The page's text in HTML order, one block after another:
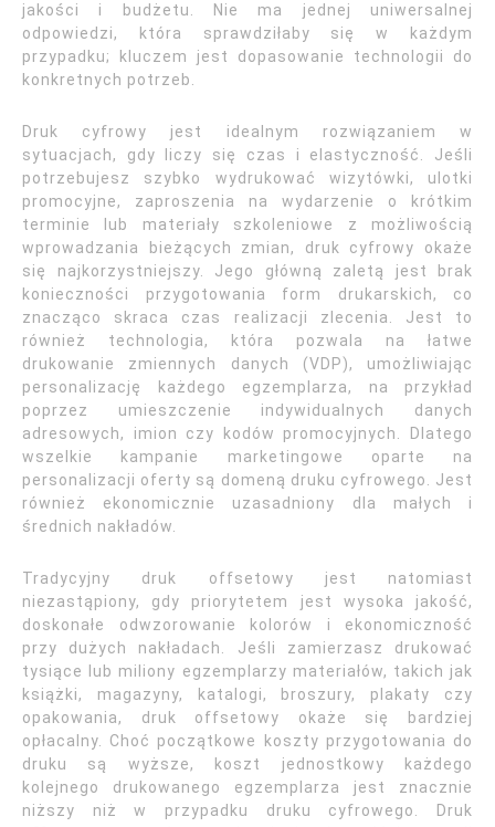
jakości i budżetu. Nie ma jednej uniwersalnej
odpowiedzi, która sprawdziłaby się w każdym
przypadku; kluczem jest dopasowanie technologii do
konkretnych potrzeb.
Druk cyfrowy jest idealnym rozwiązaniem w
sytuacjach, gdy liczy się czas i elastyczność. Jeśli
potrzebujesz szybko wydrukować wizytówki, ulotki
promocyjne, zaproszenia na wydarzenie o krótkim
terminie lub materiały szkoleniowe z możliwością
wprowadzania bieżących zmian, druk cyfrowy okaże
się najkorzystniejszy. Jego główną zaletą jest brak
konieczności przygotowania form drukarskich, co
znacząco skraca czas realizacji zlecenia. Jest to
również technologia, która pozwala na łatwe
drukowanie zmiennych danych (VDP), umożliwiając
personalizację każdego egzemplarza, na przykład
poprzez umieszczenie indywidualnych danych
adresowych, imion czy kodów promocyjnych. Dlatego
wszelkie kampanie marketingowe oparte na
personalizacji oferty są domeną druku cyfrowego. Jest
również ekonomicznie uzasadniony dla małych i
średnich nakładów.
Tradycyjny druk offsetowy jest natomiast
niezastąpiony, gdy priorytetem jest wysoka jakość,
doskonałe odwzorowanie kolorów i ekonomiczność
przy dużych nakładach. Jeśli zamierzasz drukować
tysiące lub miliony egzemplarzy materiałów, takich jak
książki, magazyny, katalogi, broszury, plakaty czy
opakowania, druk offsetowy okaże się bardziej
opłacalny. Choć początkowe koszty przygotowania do
druku są wyższe, koszt jednostkowy każdego
kolejnego drukowanego egzemplarza jest znacznie
niższy niż w przypadku druku cyfrowego. Druk